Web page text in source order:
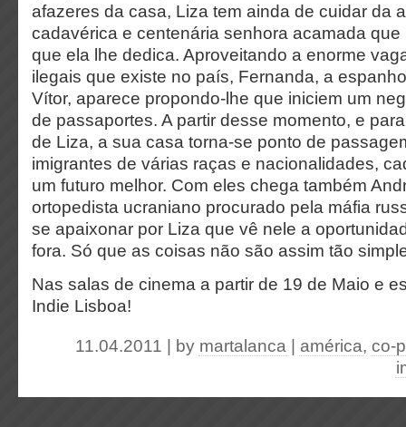
afazeres da casa, Liza tem ainda de cuidar da
cadavérica e centenária senhora acamada
que ela lhe dedica. Aproveitando a enorme
ilegais que existe no país, Fernanda, a
Vítor, aparece propondo-lhe que iniciem um
de passaportes. A partir desse momento, e
de Liza, a sua casa torna-se ponto de
imigrantes de várias raças e nacionalidades,
um futuro melhor. Com eles chega também
ortopedista ucraniano procurado pela máfia
se apaixonar por Liza que vê nele a
fora. Só que as coisas não são assim tão
Nas salas de cinema a partir de 19 de Maio e
Indie Lisboa!
11.04.2011 | by martalanca américa, co-